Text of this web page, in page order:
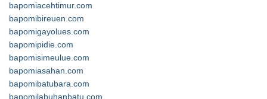
bapomiacehtimur.com
bapomibireuen.com
bapomigayolues.com
bapomipidie.com
bapomisimeulue.com
bapomiasahan.com
bapomibatubara.com
bapomilabuhanbatu.com